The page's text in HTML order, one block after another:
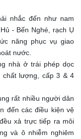
nhắc đến như nam
- Bến Nghé, rạch Ụ
năng phục vụ giao
nước.
nhà ở trái phép dọc
chất lượng, cấp 3 & 4
rất nhiều người dân
đến các điều kiện vệ
xả trực tiếp ra môi
và ô nhiễm nghiêm